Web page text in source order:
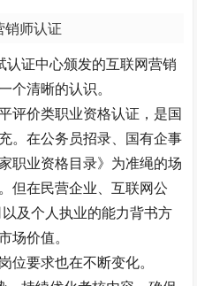
销师认证
证中心颁发的互联网营销
个清晰的认识。
评价类职业资格认证，是国
。在公务员招录、国有企事
职业资格目录》为准绳的场
但在民营企业、互联网公
及个人执业的能力背书方
场价值。
位要求也在不断变化。